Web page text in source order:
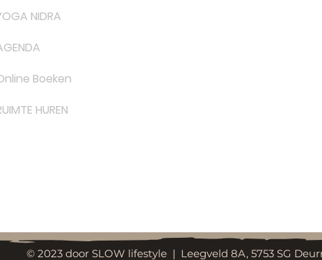
NIDRA
Boeken
HUREN
© 2023 door SLOW lifestyle | Leegveld 8A, 5753 SG